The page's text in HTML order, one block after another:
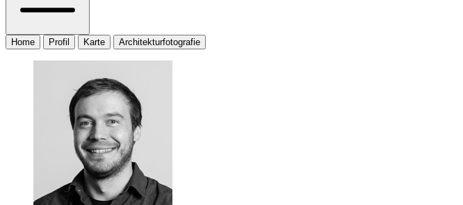
Home Profil Karte Architekturfotografie